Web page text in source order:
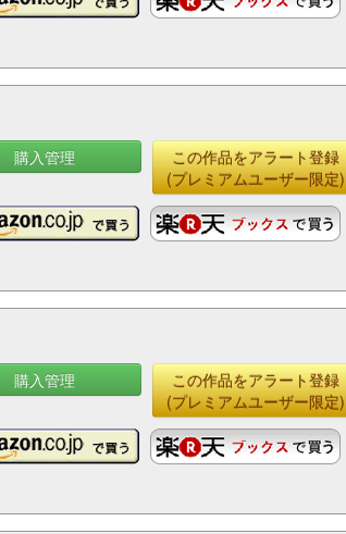
購入管理
この作品をアラート登録
(プレミアムユーザー限定)
購入管理
この作品をアラート登録
(プレミアムユーザー限定)